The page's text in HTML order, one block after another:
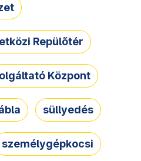
Repülőtér
Központ
süllyedés
személygépkocsi